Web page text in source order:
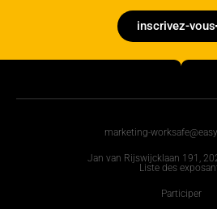
inscrivez-vous
marketing-
Jan van Rijswijcklaan 191,
Liste des
Participer